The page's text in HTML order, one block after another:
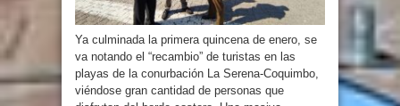
Ya culminada la primera quincena de enero, se
va notando el “recambio” de turistas en las
playas de la conurbación La Serena-Coquimbo,
viéndose gran cantidad de personas que